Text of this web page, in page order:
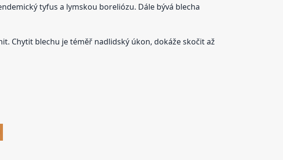
tyfus a lymskou boreliózu. Dále bývá blecha
Chytit blechu je téměř nadlidský úkon, dokáže skočit až